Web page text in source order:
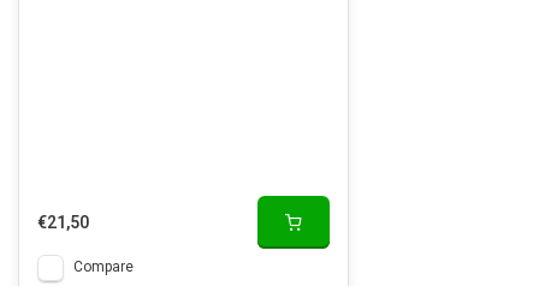
€21,50
Compare